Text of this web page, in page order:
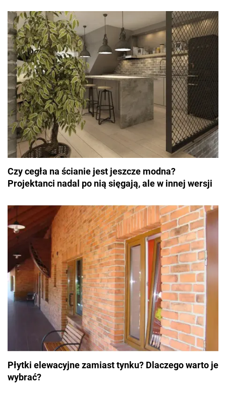
Czy cegła na ścianie jest jeszcze modna?
Projektanci nadal po nią sięgają, ale w innej wersji
Płytki elewacyjne zamiast tynku? Dlaczego warto je
wybrać?